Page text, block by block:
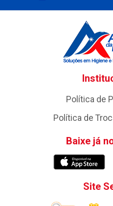
Política de
Política de
Baixe já
Site